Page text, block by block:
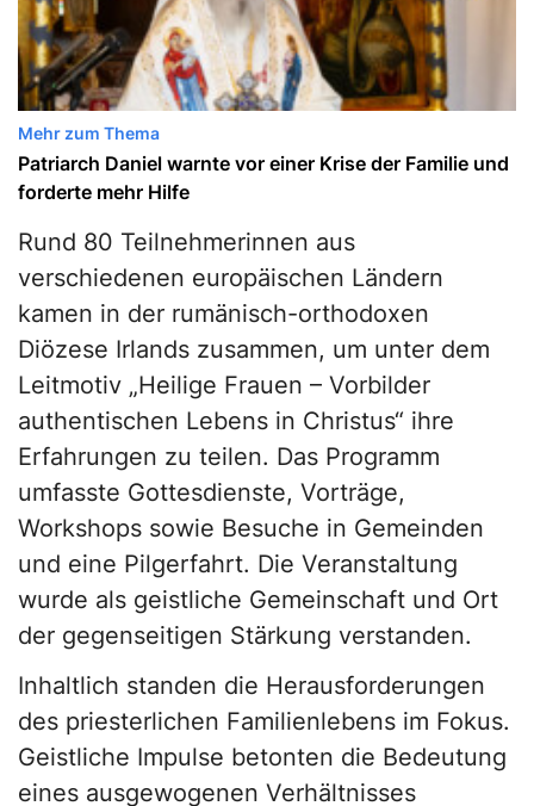
Mehr zum Thema
Patriarch Daniel warnte vor einer Krise der Familie und
forderte mehr Hilfe
Rund 80 Teilnehmerinnen aus
verschiedenen europäischen Ländern
kamen in der rumänisch-orthodoxen
Diözese Irlands zusammen, um unter dem
Leitmotiv „Heilige Frauen – Vorbilder
authentischen Lebens in Christus“ ihre
Erfahrungen zu teilen. Das Programm
umfasste Gottesdienste, Vorträge,
Workshops sowie Besuche in Gemeinden
und eine Pilgerfahrt. Die Veranstaltung
wurde als geistliche Gemeinschaft und Ort
der gegenseitigen Stärkung verstanden.
Inhaltlich standen die Herausforderungen
des priesterlichen Familienlebens im Fokus.
Geistliche Impulse betonten die Bedeutung
eines ausgewogenen Verhältnisses